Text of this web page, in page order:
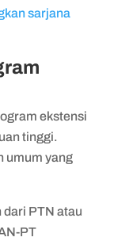
sarjana
ekstensi
tinggi.
umum yang
PTN atau
PT